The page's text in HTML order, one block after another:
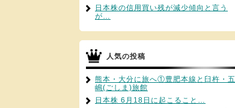
日本株の信用買い残が減少傾向と言う
が…
人気の投稿
熊本・大分に旅へ①豊肥本線と臼杵・五
嶋(ごしま)旅館
日本株 6月18日に起こること…